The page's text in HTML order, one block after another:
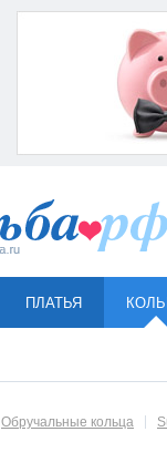
ПЛАТЬЯ
Обручальные кольца